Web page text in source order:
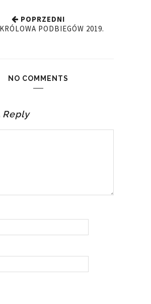
POPRZEDNI
PODBIEGÓW 2019.
NO COMMENTS
Reply